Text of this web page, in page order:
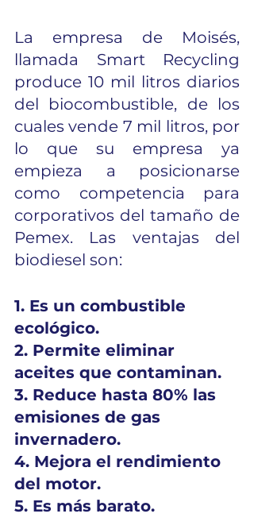
La empresa de Moisés,
llamada Smart Recycling
produce 10 mil litros diarios
del biocombustible, de los
cuales vende 7 mil litros, por
lo que su empresa ya
empieza a posicionarse
como competencia para
corporativos del tamaño de
Pemex. Las ventajas del
biodiesel son:
1. Es un combustible
ecológico.
2. Permite eliminar
aceites que contaminan.
3. Reduce hasta 80% las
emisiones de gas
invernadero.
4. Mejora el rendimiento
del motor.
5. Es más barato.